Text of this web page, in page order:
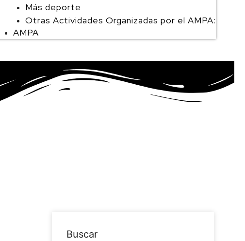
Más deporte
Otras Actividades Organizadas por el AMPA:
AMPA
Buscar